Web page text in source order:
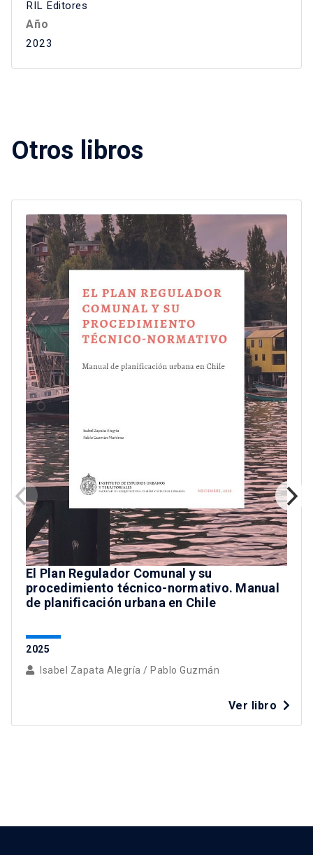
RIL Editores
Año
2023
Otros libros
El Plan Regulador Comunal y su
procedimiento técnico-normativo. Manual
de planificación urbana en Chile
2025
Isabel Zapata Alegría / Pablo Guzmán
Ver libro